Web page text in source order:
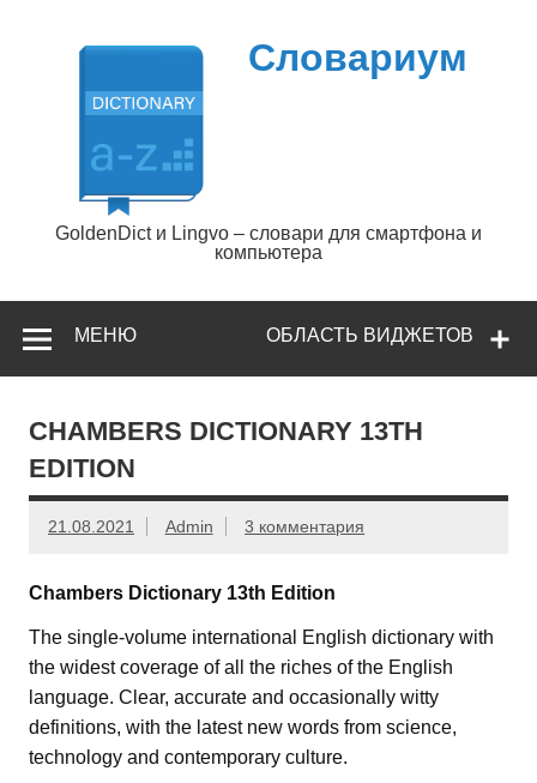
содержимому
Словариум
GoldenDict и Lingvo – словари для смартфона и
компьютера
ОБЛАСТЬ ВИДЖЕТОВ
МЕНЮ
CHAMBERS DICTIONARY 13TH
EDITION
21.08.2021 Admin 3 комментария
Chambers Dictionary 13th Edition
The single-volume international English dictionary with
the widest coverage of all the riches of the English
language. Clear, accurate and occasionally witty
definitions, with the latest new words from science,
technology and contemporary culture.